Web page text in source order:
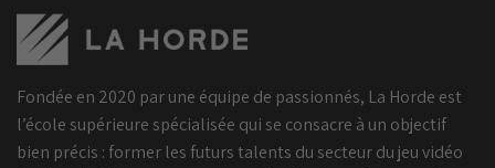
Fondée en 2020 par une équipe de passionnés, La Horde est
l’école supérieure spécialisée qui se consacre à un objectif
bien précis : former les futurs talents du secteur du jeu vidéo